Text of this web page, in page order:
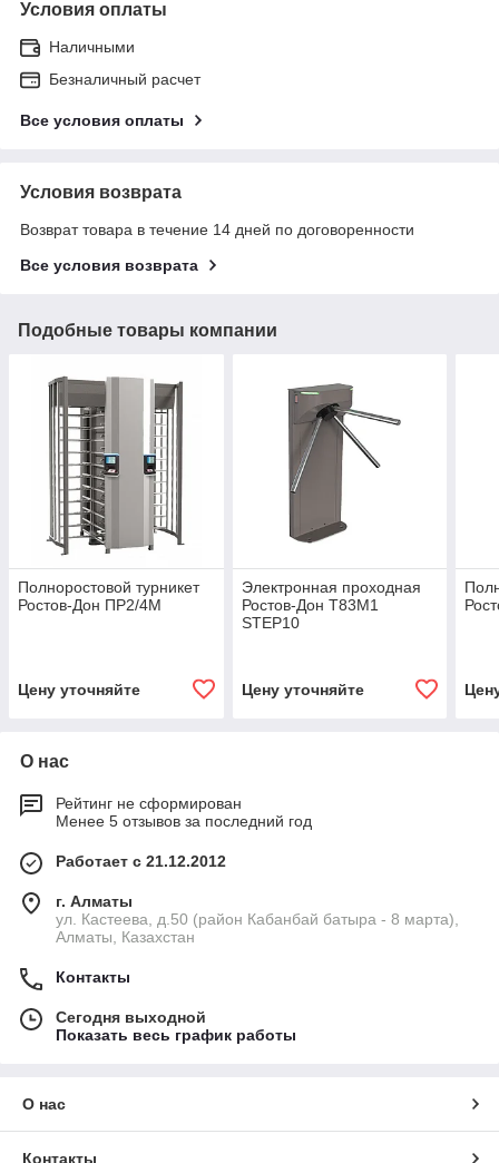
Условия оплаты
Наличными
Безналичный расчет
Все условия оплаты
Условия возврата
Возврат товара в течение 14 дней по договоренности
Все условия возврата
Подобные товары компании
Полноростовой турникет
Ростов-Дон ПР2/4М
Цену уточняйте
Электронная проходная
Ростов-Дон Т83М1
STEP10
Цену уточняйте
О нас
Рейтинг не сформирован
Менее 5 отзывов за последний год
Работает с 21.12.2012
г. Алматы
ул. Кастеева, д.50 (район Кабанбай батыра - 8 марта),
Алматы, Казахстан
Контакты
Сегодня выходной
Показать весь график работы
О нас
Контакты